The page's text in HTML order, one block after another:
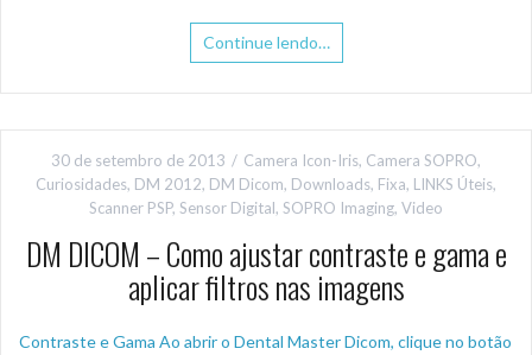
Continue lendo…
30 de setembro de 2013 Camera Icon-Iris, Camera SOPRO,
Curiosidades, DM 2012, DM Dicom, Downloads, Fixa, LINKS Úteis,
Scanner PSP, Sensor Digital, SOPRO Imaging, Video
DM DICOM – Como ajustar contraste e gama e
aplicar filtros nas imagens
Contraste e Gama Ao abrir o Dental Master Dicom, clique no botão